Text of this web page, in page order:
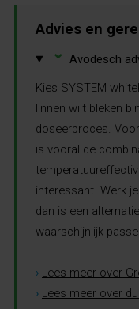
Advies en
⌄ Avodesch adviseert dit
Kies SYSTEM
linnen wilt bleken
doseerproces.
is vooral de
interessant. Werk
dan is een
waarschijnlijk
› Lees meer over
› Lees meer over